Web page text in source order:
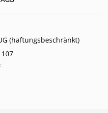
(haftungsbeschränkt)